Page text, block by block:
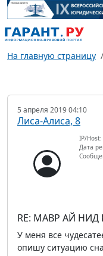
На главную страницу
5 апреля 2019 04:10
Лиса-Алиса, 8
IP/
Дата
RE: МАВР АЙ НИД
У меня все
опишу ситуацию